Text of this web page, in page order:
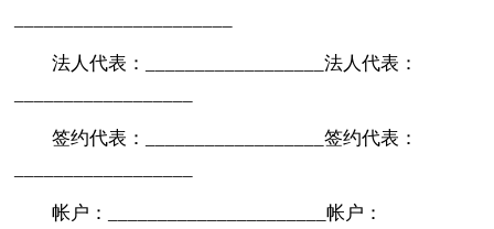
法人代表：__________________法人代表：
签约代表：__________________签约代表：
帐户：______________________帐户：